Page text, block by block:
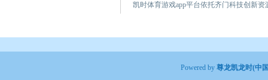
凯时体育游戏app平台依托齐门科技创新
Powered by 尊龙凯龙时(中